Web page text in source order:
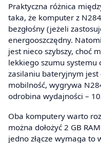
Praktyczna różnica
taka, że komputer z
bezgłośny (jeżeli
energooszczędny.
jest nieco szybszy, choć
lekkiego szumu systemu
zasilaniu bateryjnym jest
mobilność, wygrywa
odrobina wydajności –
Oba komputery warto
można dołożyć 2 GB
jedno złącze wymaga to